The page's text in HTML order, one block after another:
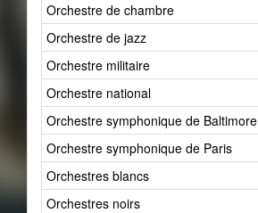
Orchestre de chambre
Orchestre de jazz
Orchestre militaire
Orchestre national
Orchestre symphonique de Baltimore
Orchestre symphonique de Paris
Orchestres blancs
Orchestres noirs